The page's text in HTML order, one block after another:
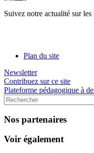
Suivez notre actualité sur les
Plan du site
Newsletter
Contribuez sur ce site
Plateforme pédagogique à
Nos partenaires
Voir également